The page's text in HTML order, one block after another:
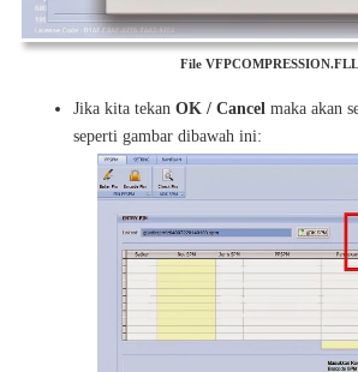
File VFPCOMPRESSION.FLL
Jika kita tekan OK / Cancel maka akan
seperti gambar dibawah ini: